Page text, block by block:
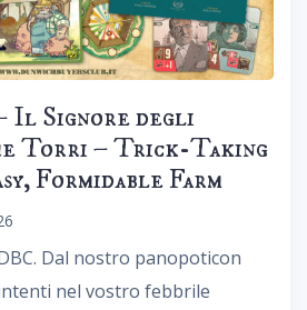
Il Signore degli
Torri – Trick-Taking
Formidable Farm
Dal nostro panopoticon
nel vostro febbrile